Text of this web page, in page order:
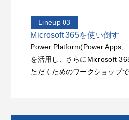
Lineup 03
Microsoft 365を使い倒す
Power Platform(Power Apps
を活用し、さらにMicrosoft
ただくためのワークショップで